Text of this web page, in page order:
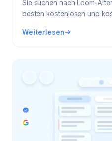
Sie suchen nach Loom-
besten kostenlosen und
asynchrone Videos im Jahr
Weiterlesen
: Die besten Loom-